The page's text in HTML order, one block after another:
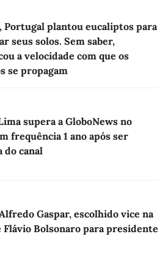
Portugal plantou eucaliptos para
seus solos. Sem saber,
a velocidade com que os
se propagam
supera a GloboNews no
frequência 1 ano após ser
do canal
Gaspar, escolhido vice na
Flávio Bolsonaro para presidente